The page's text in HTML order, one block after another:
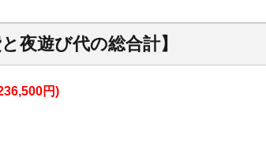
と夜遊び代の総合計】
円)